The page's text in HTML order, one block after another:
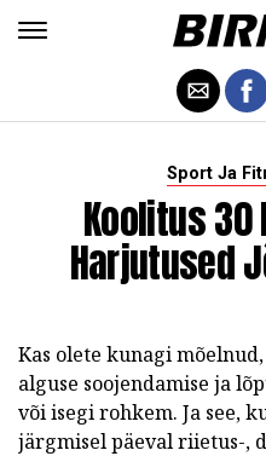
Sport Ja
Koolitus
Harjutused
Kas olete kunagi
alguse soojendamise ja
või isegi rohkem. Ja see,
järgmisel päeval riietus-,